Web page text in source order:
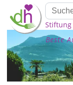
Stiftung
Beste